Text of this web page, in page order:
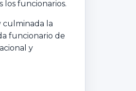
los funcionarios.
culminada la
funcionario de
y